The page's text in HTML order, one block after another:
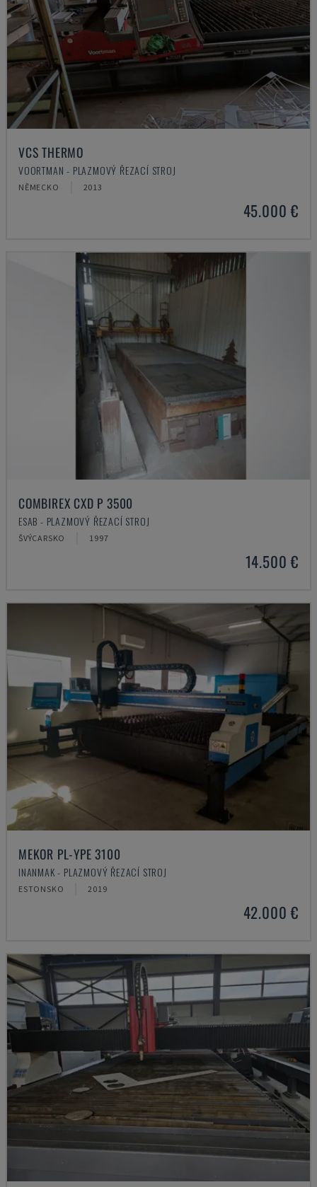
VCS THERMO
VOORTMAN - PLAZMOVÝ ŘEZACÍ STROJ
NĚMECKO 2013
45.000 €
COMBIREX CXD P 3500
ESAB - PLAZMOVÝ ŘEZACÍ STROJ
ŠVÝCARSKO 1997
14.500 €
MEKOR PL-YPE 3100
INANMAK - PLAZMOVÝ ŘEZACÍ STROJ
ESTONSKO 2019
42.000 €